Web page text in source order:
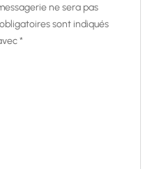
ne sera pas
sont indiqués
*